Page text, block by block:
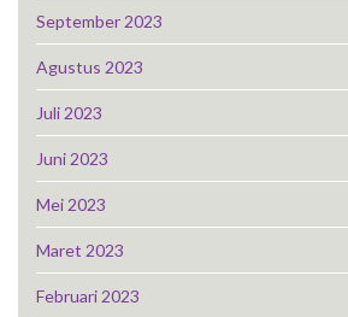
September 2023
Agustus 2023
Juli 2023
Juni 2023
Mei 2023
Maret 2023
Februari 2023